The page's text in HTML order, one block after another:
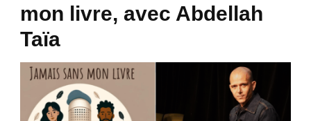
mon livre, avec Abdellah
Taïa